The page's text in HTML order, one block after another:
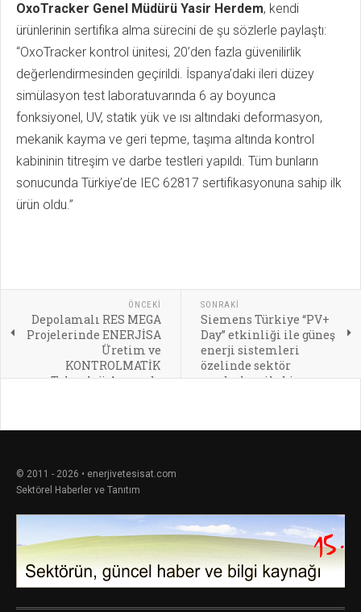
OxoTracker Genel Müdürü Yasir Herdem, kendi
ürünlerinin sertifika alma sürecini de şu sözlerle paylaştı:
“OxoTracker kontrol ünitesi, 20’den fazla güvenilirlik
değerlendirmesinden geçirildi. İspanya’daki ileri düzey
simülasyon test laboratuvarında 6 ay boyunca
fonksiyonel, UV, statik yük ve ısı altındaki deformasyon,
mekanik kayma ve geri tepme, taşıma altında kontrol
kabininin titreşim ve darbe testleri yapıldı. Tüm bunların
sonucunda Türkiye’de IEC 62817 sertifikasyonuna sahip ilk
ürün oldu.”
ÖNCEKI
Depolamalı RES MEGA
Projelerinde ENERJİSA
Üretim ve
KONTROLMATİK
Teknoloji Arasında
SONRAKI
Siemens Türkiye “PV+
Day” etkinliği ile güneş
enerji sistemleri
özelinde sektör
paydaşları ile bir araya
© 2011 - 2026 • enerjivetesisat.com
Sektörel Haberler ve Tanıtım